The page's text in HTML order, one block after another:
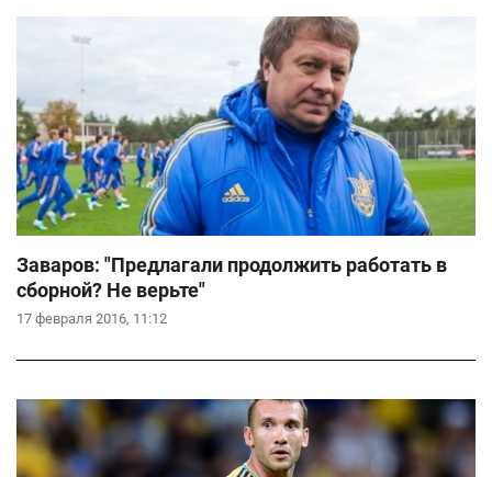
17 февраля 2016, 11:12
Заваров: "Предлагали продолжить работать в
сборной? Не верьте"